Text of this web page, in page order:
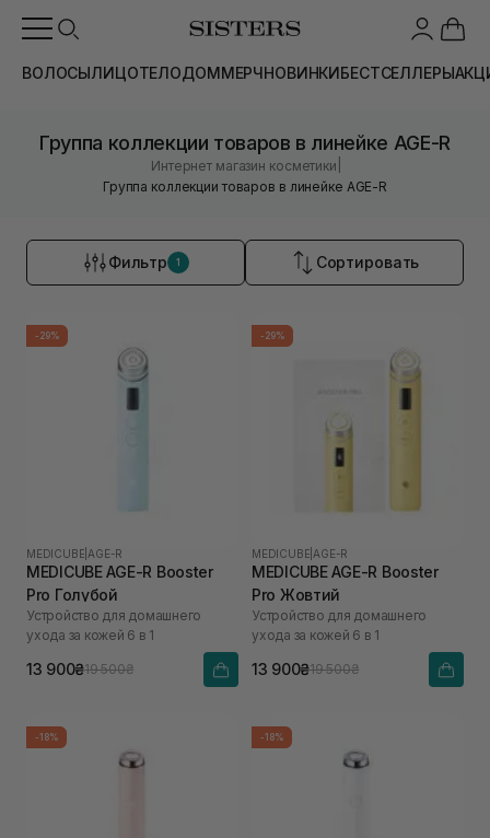
ВОЛОСЫЛИЦОТЕЛОДОММЕРЧНОВИНКИБЕСТСЕЛЛЕРЫ
Группа коллекции товаров в линейке AGE-R
Интернет магазин косметики
Группа коллекции товаров в линейке AGE-R
Фильтр 1 Сортировать
-29%
MEDICUBE AGE-R
MEDICUBE AGE-R Booster
Pro Голубой
Устройство для домашнего
ухода за кожей 6 в 1
13 900₴19 500₴
-29%
MEDICUBE AGE-R
MEDICUBE AGE-R Booster
Pro Жовтий
Устройство для домашнего
ухода за кожей 6 в 1
13 900₴19 500₴
-18% -18%